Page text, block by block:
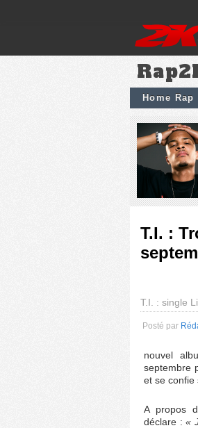
Home Rap
T.I. :
T.I. : single
Posté par
nouvel
septembre
et se confie
A propos
déclare :«